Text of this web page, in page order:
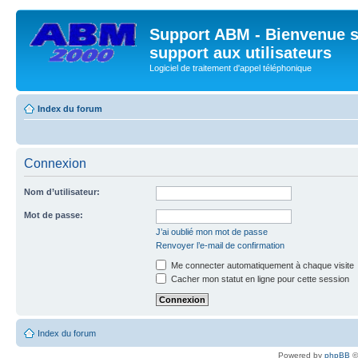
Support ABM - Bienvenue
support aux utilisateurs
Logiciel de traitement d'appel téléphonique
Index du forum
Connexion
Nom d’utilisateur:
Mot de passe:
J’ai oublié mon mot de passe
Renvoyer l’e-mail de confirmation
Me connecter automatiquement à chaque visite
Cacher mon statut en ligne pour cette session
Index du forum
Powered by phpBB